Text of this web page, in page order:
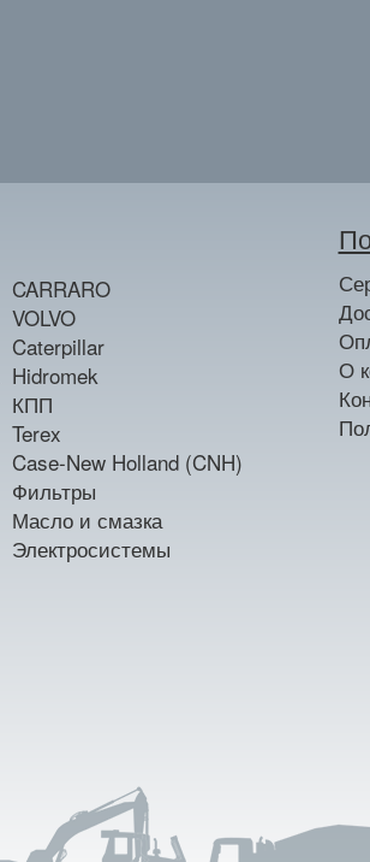
CARRARO
VOLVO
Caterpillar
Hidromek
КПП
Terex
Case-New Holland (CNH)
Фильтры
Масло и смазка
Электросистемы
О